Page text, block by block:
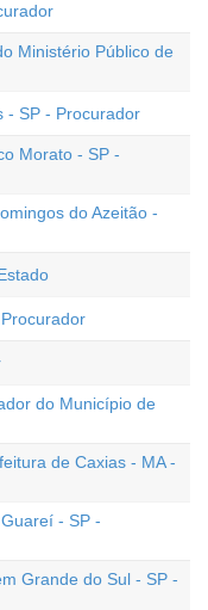
Ministério Público de
- SP - Procurador
Morato - SP -
do Azeitão -
do Município de
de Caxias - MA -
- SP -
Grande do Sul - SP -